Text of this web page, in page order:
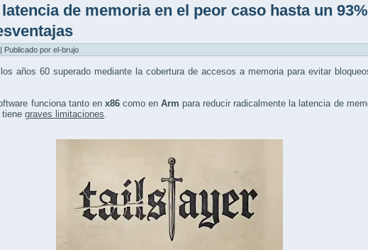
de memoria en el peor caso hasta un
Publicado por el-brujo
años 60 superado mediante la cobertura de accesos a memoria para evitar
funciona tanto en x86como enArm para reducir radicalmente la latencia de
tiene graves limitaciones.